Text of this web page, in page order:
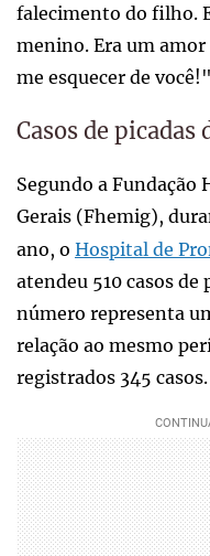
falecimento do filho.
menino. Era um amor
me esquecer de você!"
Casos de picadas
Segundo a Fundação
Gerais (Fhemig),
ano, o Hospital de
atendeu 510 casos de
número representa
relação ao mesmo
registrados 345 casos.